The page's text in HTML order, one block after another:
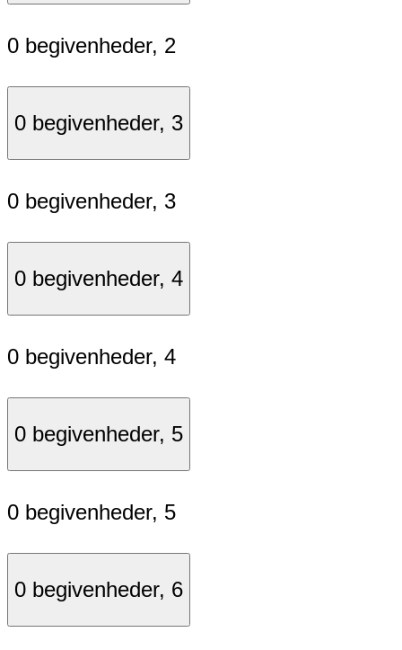
0 begivenheder, 2
0 begivenheder, 3
0 begivenheder, 3
0 begivenheder, 4
0 begivenheder, 4
0 begivenheder, 5
0 begivenheder, 5
0 begivenheder, 6